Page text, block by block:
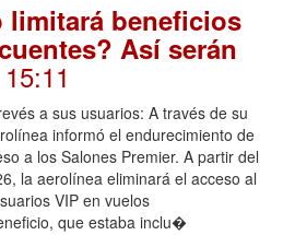
limitará beneficios
Así serán
a sus usuarios: A través de su
informó el endurecimiento de
a los Salones Premier. A partir del
la aerolínea eliminará el acceso al
VIP en vuelos
que estaba inclu�